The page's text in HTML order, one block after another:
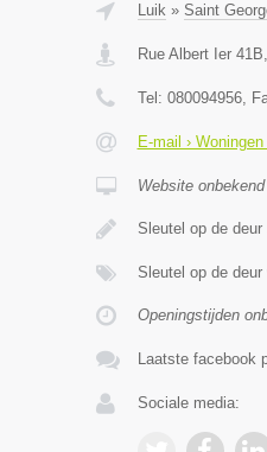
Luik» Saint
Rue Albert Ier 41B,
Tel: 080094956,
E-mail ›
Website onbekend
Sleutel op de
Sleutel op de
Openingstijden
Laatste facebook
Sociale media: